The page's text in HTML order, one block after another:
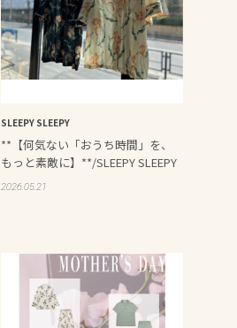
SLEEPY SLEEPY
**【何気ない「おうち時間」を、
もっと素敵に】**/SLEEPY SLEEPY
2026.05.21